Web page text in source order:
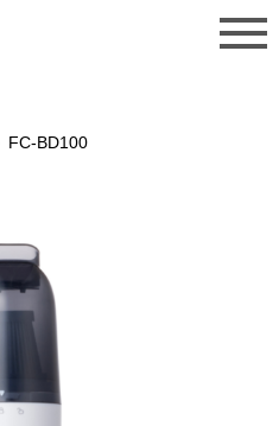
FC-BD100